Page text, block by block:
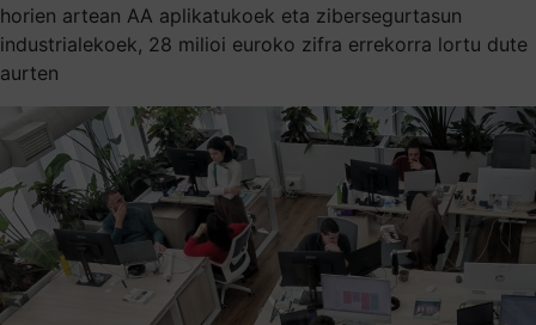
horien artean AA aplikatukoek eta zibersegurtasun
industrialekoek, 28 milioi euroko zifra errekorra lortu dute
aurten